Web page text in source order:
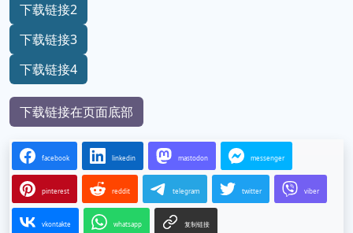
下载链接2
下载链接3
下载链接4
下载链接在页面底部
facebook linkedin mastodon messenger
pinterest reddit telegram twitter viber
vkontakte whatsapp 复制链接